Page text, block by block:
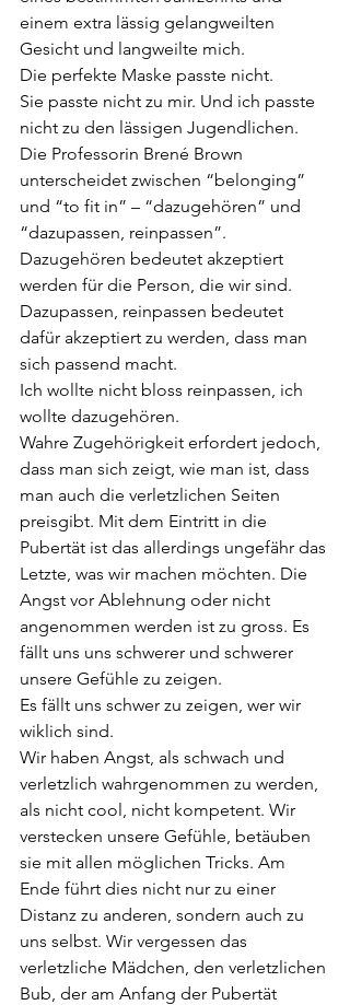
einem extra lässig gelangweilten
Gesicht und langweilte mich.
Die perfekte Maske passte nicht.
Sie passte nicht zu mir. Und ich passte
nicht zu den lässigen Jugendlichen.
Die Professorin Brené Brown
unterscheidet zwischen “belonging”
und “to fit in” – “dazugehören” und
“dazupassen, reinpassen”.
Dazugehören bedeutet akzeptiert
werden für die Person, die wir sind.
Dazupassen, reinpassen bedeutet
dafür akzeptiert zu werden, dass man
sich passend macht.
Ich wollte nicht bloss reinpassen, ich
wollte dazugehören.
Wahre Zugehörigkeit erfordert jedoch,
dass man sich zeigt, wie man ist, dass
man auch die verletzlichen Seiten
preisgibt. Mit dem Eintritt in die
Pubertät ist das allerdings ungefähr das
Letzte, was wir machen möchten. Die
Angst vor Ablehnung oder nicht
angenommen werden ist zu gross. Es
fällt uns uns schwerer und schwerer
unsere Gefühle zu zeigen.
Es fällt uns schwer zu zeigen, wer wir
wiklich sind.
Wir haben Angst, als schwach und
verletzlich wahrgenommen zu werden,
als nicht cool, nicht kompetent. Wir
verstecken unsere Gefühle, betäuben
sie mit allen möglichen Tricks. Am
Ende führt dies nicht nur zu einer
Distanz zu anderen, sondern auch zu
uns selbst. Wir vergessen das
verletzliche Mädchen, den verletzlichen
Bub, der am Anfang der Pubertät